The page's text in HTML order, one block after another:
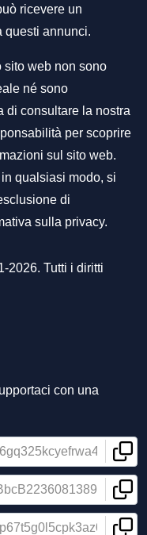
ricevere un
questi annunci.
sito web non sono
né sono
di consultare la nostra
per scoprire
sul sito web.
qualsiasi modo, si
di
sulla privacy.
2026. Tutti i diritti
con una